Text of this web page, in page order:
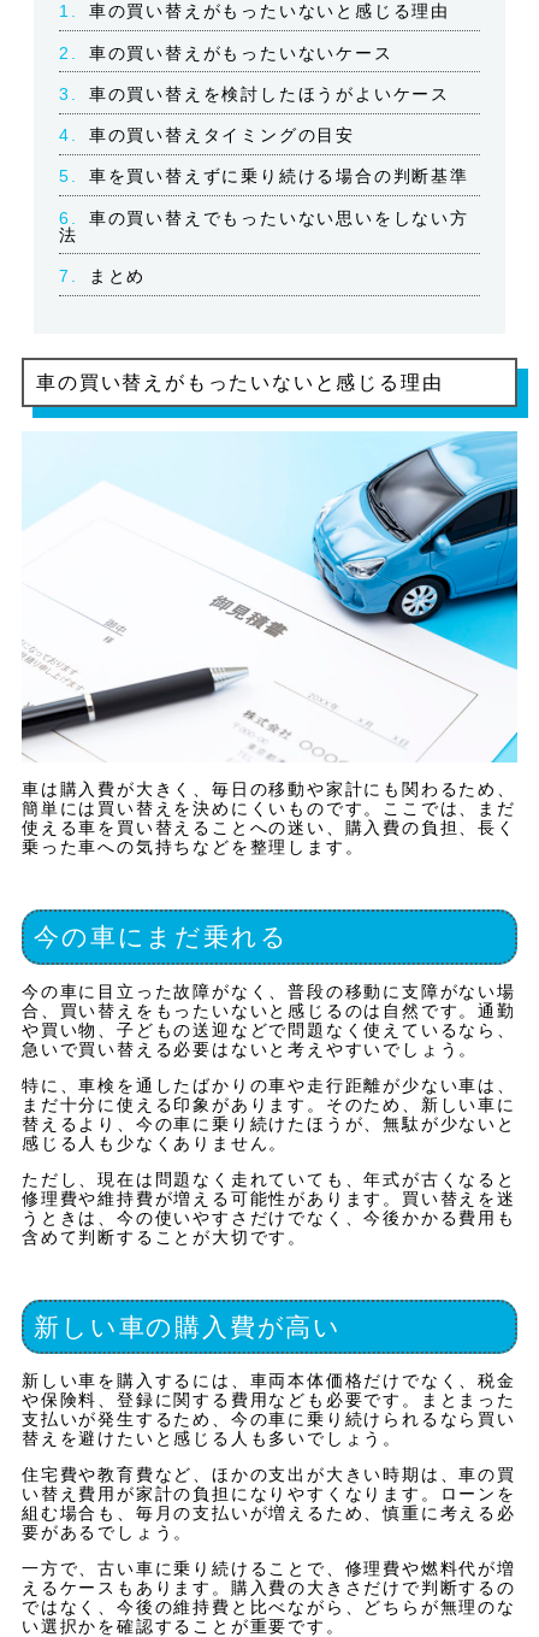
1. 車の買い替えがもったいないと感じる理由
2. 車の買い替えがもったいないケース
3. 車の買い替えを検討したほうがよいケース
4. 車の買い替えタイミングの目安
5. 車を買い替えずに乗り続ける場合の判断基準
6.
車の買い替えでもったいない思いをしない方
法
7. まとめ
車の買い替えがもったいないと感じる理由
車は購入費が大きく、毎日の移動や家計にも関わるため、
簡単には買い替えを決めにくいものです。ここでは、まだ
使える車を買い替えることへの迷い、購入費の負担、長く
乗った車への気持ちなどを整理します。
今の車にまだ乗れる
今の車に目立った故障がなく、普段の移動に支障がない場
合、買い替えをもったいないと感じるのは自然です。通勤
や買い物、子どもの送迎などで問題なく使えているなら、
急いで買い替える必要はないと考えやすいでしょう。
特に、車検を通したばかりの車や走行距離が少ない車は、
まだ十分に使える印象があります。そのため、新しい車に
替えるより、今の車に乗り続けたほうが、無駄が少ないと
感じる人も少なくありません。
ただし、現在は問題なく走れていても、年式が古くなると
修理費や維持費が増える可能性があります。買い替えを迷
うときは、今の使いやすさだけでなく、今後かかる費用も
含めて判断することが大切です。
新しい車の購入費が高い
新しい車を購入するには、車両本体価格だけでなく、税金
や保険料、登録に関する費用なども必要です。まとまった
支払いが発生するため、今の車に乗り続けられるなら買い
替えを避けたいと感じる人も多いでしょう。
住宅費や教育費など、ほかの支出が大きい時期は、車の買
い替え費用が家計の負担になりやすくなります。ローンを
組む場合も、毎月の支払いが増えるため、慎重に考える必
要があるでしょう。
一方で、古い車に乗り続けることで、修理費や燃料代が増
えるケースもあります。購入費の大きさだけで判断するの
ではなく、今後の維持費と比べながら、どちらが無理のな
い選択かを確認することが重要です。